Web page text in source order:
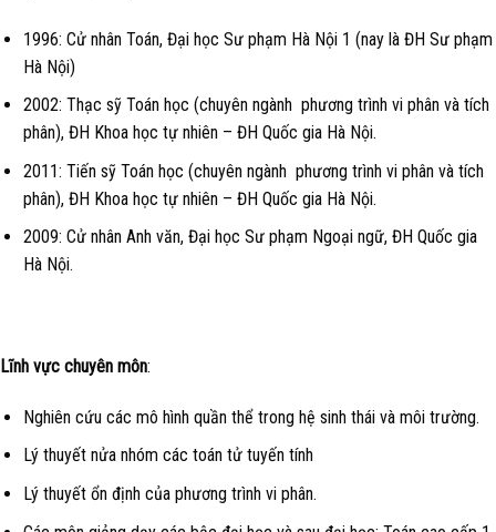
1996: Cử nhân Toán, Đại học Sư phạm Hà Nội 1 (nay là ĐH Sư phạm
Hà Nội)
2002: Thạc sỹ Toán học (chuyên ngành phương trình vi phân và tích
phân), ĐH Khoa học tự nhiên – ĐH Quốc gia Hà Nội.
2011: Tiến sỹ Toán học (chuyên ngành phương trình vi phân và tích
phân), ĐH Khoa học tự nhiên – ĐH Quốc gia Hà Nội.
2009: Cử nhân Anh văn, Đại học Sư phạm Ngoại ngữ, ĐH Quốc gia
Hà Nội.
Lĩnh vực chuyên môn:
Nghiên cứu các mô hình quần thể trong hệ sinh thái và môi trường.
Lý thuyết nửa nhóm các toán tử tuyến tính
Lý thuyết ổn định của phương trình vi phân.